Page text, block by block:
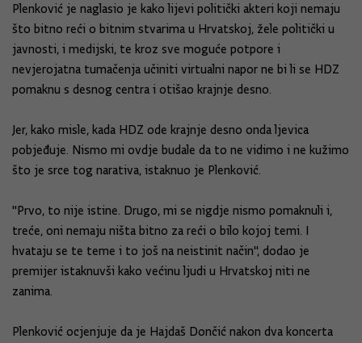
Plenković je naglasio je kako lijevi politički akteri koji nemaju
što bitno reći o bitnim stvarima u Hrvatskoj, žele politički u
javnosti, i medijski, te kroz sve moguće potpore i
nevjerojatna tumačenja učiniti virtualni napor ne bi li se HDZ
pomaknu s desnog centra i otišao krajnje desno.
Jer, kako misle, kada HDZ ode krajnje desno onda ljevica
pobjeđuje. Nismo mi ovdje budale da to ne vidimo i ne kužimo
što je srce tog narativa, istaknuo je Plenković.
"Prvo, to nije istine. Drugo, mi se nigdje nismo pomaknuli i,
treće, oni nemaju ništa bitno za reći o bilo kojoj temi. I
hvataju se te teme i to još na neistinit način", dodao je
premijer istaknuvši kako većinu ljudi u Hrvatskoj niti ne
zanima.
Plenković ocjenjuje da je Hajdaš Dončić nakon dva koncerta